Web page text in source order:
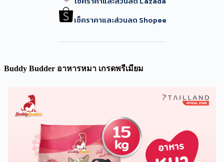
เช็คราคาและส่วนลด Shopee
Buddy Budder อาหารหมา เกรดพรีเมียม